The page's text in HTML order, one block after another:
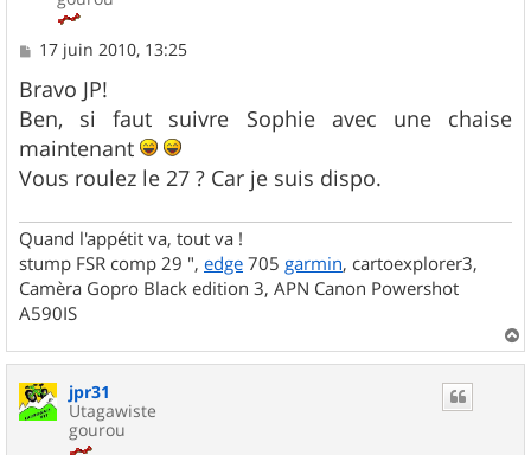
M
s
s
a
g
e
17 juin 2010, 13:25
Bravo JP!
Ben, si faut suivre Sophie avec une chaise
maintenant
Vous roulez le 27 ? Car je suis dispo.
Quand l'appétit va, tout va !
stump FSR comp 29 ", edge 705 garmin, cartoexplorer3,
Camèra Gopro Black edition 3, APN Canon Powershot
A590IS
a
jpr31
Utagawiste
gourou